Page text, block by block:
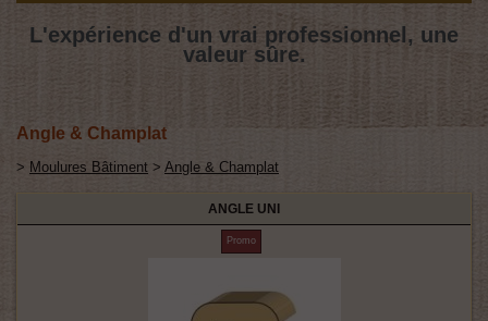
L'expérience d'un vrai professionnel, une
valeur sûre.
Angle & Champlat
> Moulures Bâtiment > Angle & Champlat
ANGLE UNI
Promo